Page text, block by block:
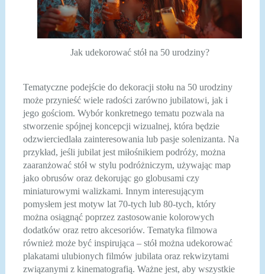
Jak udekorować stół na 50 urodziny?
Tematyczne podejście do dekoracji stołu na 50 urodziny
może przynieść wiele radości zarówno jubilatowi, jak i
jego gościom. Wybór konkretnego tematu pozwala na
stworzenie spójnej koncepcji wizualnej, która będzie
odzwierciedlała zainteresowania lub pasje solenizanta. Na
przykład, jeśli jubilat jest miłośnikiem podróży, można
zaaranżować stół w stylu podróżniczym, używając map
jako obrusów oraz dekorując go globusami czy
miniaturowymi walizkami. Innym interesującym
pomysłem jest motyw lat 70-tych lub 80-tych, który
można osiągnąć poprzez zastosowanie kolorowych
dodatków oraz retro akcesoriów. Tematyka filmowa
również może być inspirująca – stół można udekorować
plakatami ulubionych filmów jubilata oraz rekwizytami
związanymi z kinematografią. Ważne jest, aby wszystkie